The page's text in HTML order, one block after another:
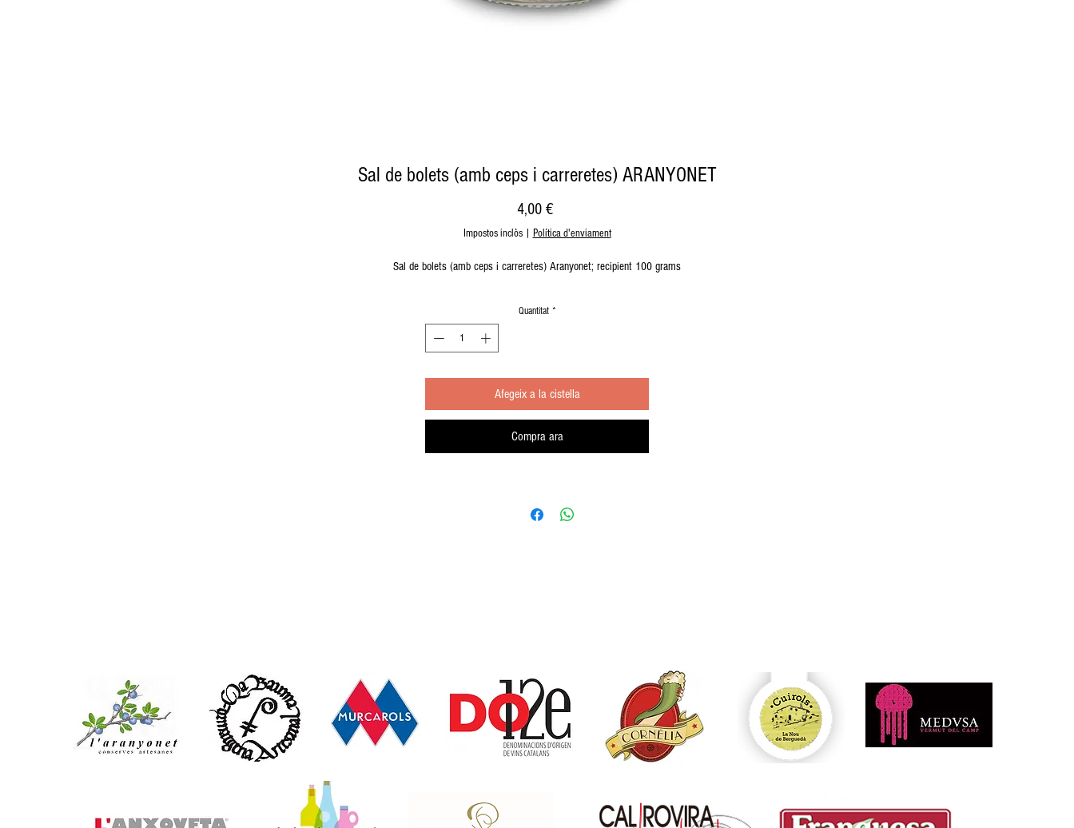
Sal de bolets (amb ceps i carreretes) ARANYONET
4,00 €Price
Impostos inclòs| Política d'enviament
Sal de bolets (amb ceps i carreretes) Aranyonet; recipient 100 grams
Quantitat *
Afegeix a la cistella
Compra ara